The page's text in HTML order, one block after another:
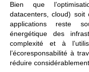
Bien que
datacenters, cloud) soit
applications reste
énergétique des
complexité et à
l’écoresponsabilité à
réduire